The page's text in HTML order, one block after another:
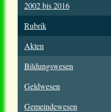
2002 bis 2016
Rubrik
Akten
Bildungswesen
Geldwesen
Gemeindewesen